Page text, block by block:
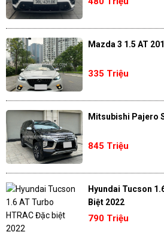
Mazda 3 1.5 AT
335 Triệu
Mitsubishi Pajero
845 Triệu
Hyundai Tucson
Biệt 2022
790 Triệu